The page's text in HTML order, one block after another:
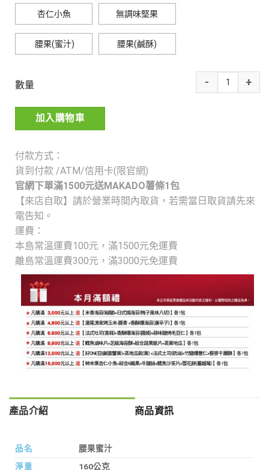
杏仁小魚 無調味堅果
腰果(蜜汁) 腰果(鹹酥)
數量
加入購物車
付款方式：
貨到付款 /ATM/信用卡(限官網)
官網下單滿1500元送MAKADO薯條1包
【來店自取】請於營業時間內取貨，若需當日取貨請先來
電告知。
運費：
本島常溫運費100元， 滿1500元免運費
離島常溫運費300元， 滿3000元免運費
產品介紹 商品資訊
品名
腰果蜜汁
淨重
160公克